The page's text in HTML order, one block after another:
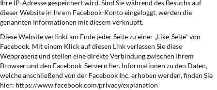
Ihre IP-Adresse gespeichert wird. Sind Sie während des Besuchs auf
dieser Website in Ihrem Facebook-Konto eingeloggt, werden die
genannten Informationen mit diesem verknüpft.
Diese Website verlinkt am Ende jeder Seite zu einer „Like-Seite“ von
Facebook. Mit einem Klick auf diesen Link verlassen Sie diese
Webpräsenz und stellen eine direkte Verbindung zwischen Ihrem
Browser und den Facebook-Servern her. Informationen zu den Daten,
welche anschließend von der Facebook Inc. erhoben werden, finden Sie
hier: https://www.facebook.com/privacy/explanation